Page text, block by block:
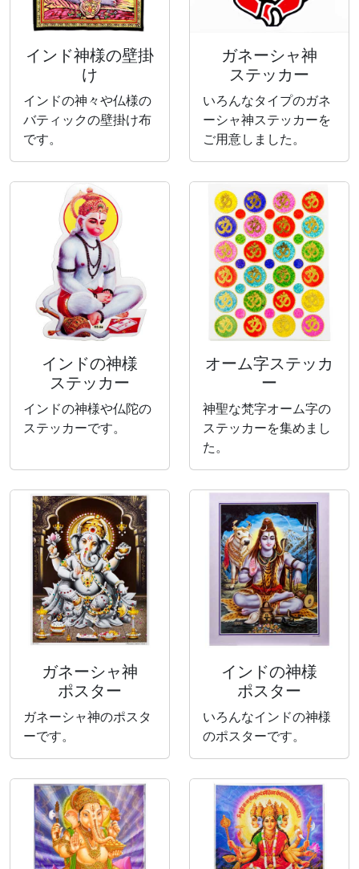
インド神様の壁掛
け
インドの神々や仏様の
バティックの壁掛け布
です。
ガネーシャ神
ステッカー
いろんなタイプのガネ
ーシャ神ステッカーを
ご用意しました。
インドの神様
ステッカー
インドの神様や仏陀の
ステッカーです。
オーム字ステッカ
ー
神聖な梵字オーム字の
ステッカーを集めまし
た。
ガネーシャ神
ポスター
ガネーシャ神のポスタ
ーです。
インドの神様
ポスター
いろんなインドの神様
のポスターです。